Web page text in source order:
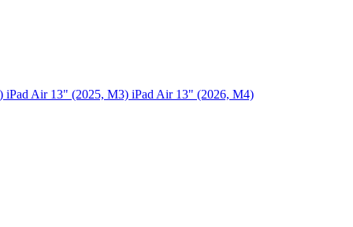
iPad Air 13" (2025, M3) iPad Air 13" (2026, M4)